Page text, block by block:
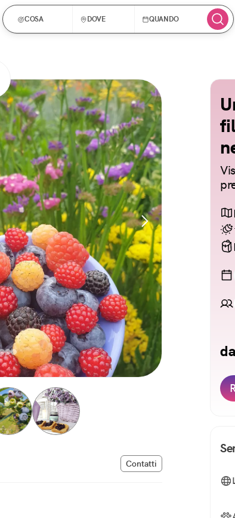
COSA DOVE QUANDO
Contatti